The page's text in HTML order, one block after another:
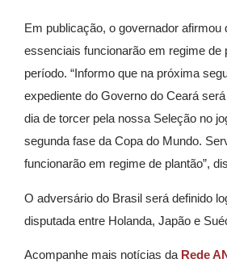
Em publicação, o governador afirmou
essenciais funcionarão em regime de
período. “Informo que na próxima
expediente do Governo do Ceará
dia de torcer pela nossa Seleção no
segunda fase da Copa do Mundo.
funcionarão em regime de plantão”,
O adversário do Brasil será definido
disputada entre Holanda, Japão e
Acompanhe mais notícias da Rede